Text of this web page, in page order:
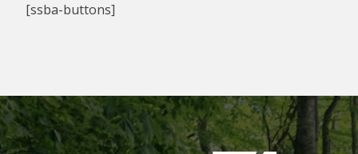
[ssba-buttons]